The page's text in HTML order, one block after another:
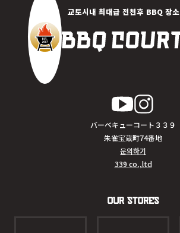
교토시내 최대급 전천후 BBQ 장소
バーベキューコート３３９
朱雀宝蔵町74番地
문의하기
339 co.,ltd
Our Stores